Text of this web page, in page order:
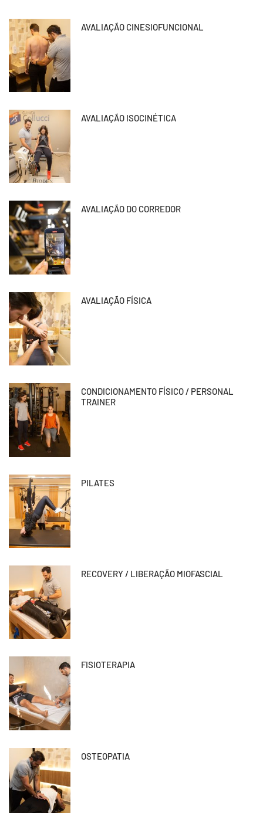
AVALIAÇÃO CINESIOFUNCIONAL
AVALIAÇÃO ISOCINÉTICA
AVALIAÇÃO DO CORREDOR
AVALIAÇÃO FÍSICA
CONDICIONAMENTO FÍSICO / PERSONAL
TRAINER
PILATES
RECOVERY / LIBERAÇÃO MIOFASCIAL
FISIOTERAPIA
OSTEOPATIA